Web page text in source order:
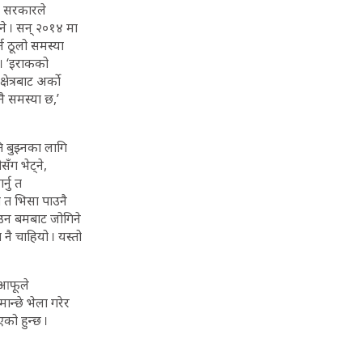
सरकारले
। सन् २०१४ मा
ठूलो समस्या
‘इराकको
अर्को
समस्या छ,’
बुझ्नका लागि
भेट्ने,
त
भिसा पाउनै
बमबाट जोगिने
चाहियो । यस्तो
आफूले
भेला गरेर
हुन्छ ।